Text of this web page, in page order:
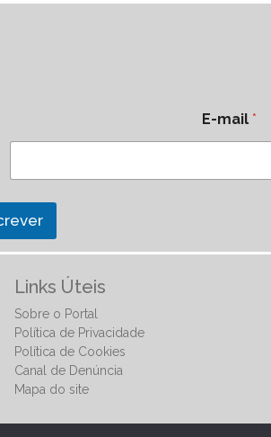
E-mail*
Links Úteis
Sobre o Portal
Política de Privacidade
Política de Cookies
Canal de Denúncia
Mapa do site